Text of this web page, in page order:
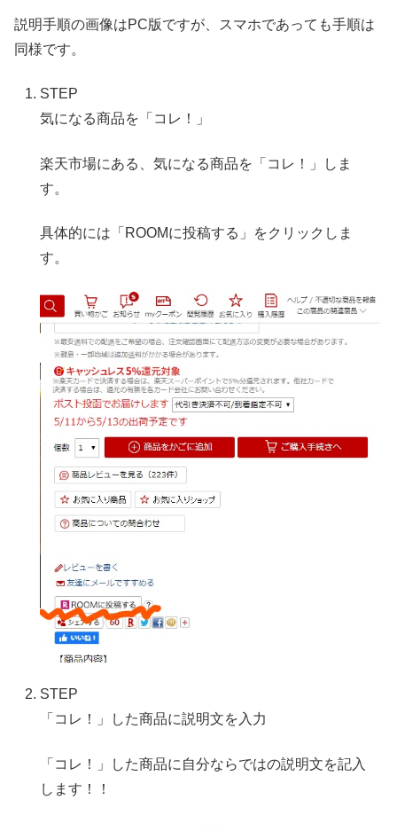
説明手順の画像はPC版ですが、スマホであっても手順は
同様です。
STEP
気になる商品を「コレ！」
楽天市場にある、気になる商品を「コレ！」しま
す。
具体的には「ROOMに投稿する」をクリックしま
す。
STEP
「コレ！」した商品に説明文を入力
「コレ！」した商品に自分ならではの説明文を記入
します！！